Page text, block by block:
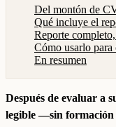
Del montón de
Qué incluye el
Reporte
Cómo usarlo
En resumen
Después de evaluar a
legible —sin formación